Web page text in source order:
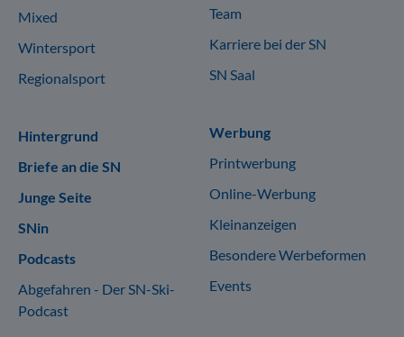
Mixed
Wintersport
Regionalsport
Hintergrund
Briefe an die SN
Junge Seite
SNin
Podcasts
Abgefahren - Der SN-Ski-
Podcast
Team
Karriere bei der SN
SN Saal
Werbung
Printwerbung
Online-Werbung
Kleinanzeigen
Besondere Werbeformen
Events